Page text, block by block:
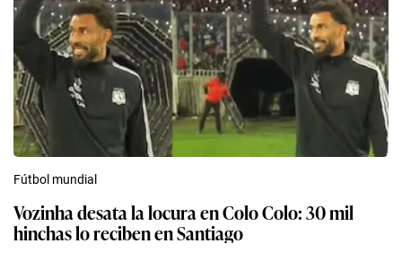
Fútbol mundial
Vozinha desata la locura en Colo Colo: 30 mil
hinchas lo reciben en Santiago